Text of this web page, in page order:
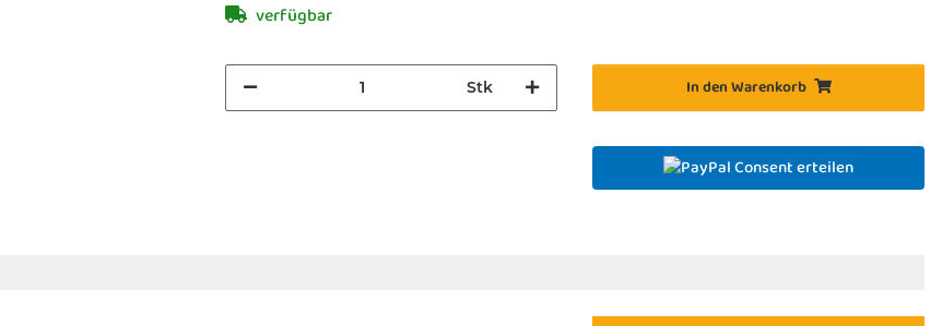
verfügbar
Stk In den Warenkorb
Consent erteilen